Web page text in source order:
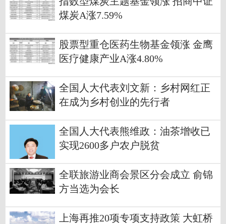
煤炭A涨7.59%
股票型重仓医药生物基金领涨 金鹰
医疗健康产业A涨4.80%
全国人大代表刘文新：乡村网红正
在成为乡村创业的先行者
全国人大代表熊维政：油茶增收已
实现2600多户农户脱贫
全联旅游业商会景区分会成立 俞锦
方当选为会长
上海再推20项专项支持政策 大虹桥